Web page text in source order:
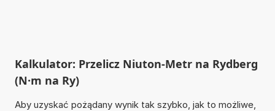
Kalkulator: Przelicz Niuton-Metr na Rydberg
(N·m na Ry)
Aby uzyskać pożądany wynik tak szybko, jak to możliwe,